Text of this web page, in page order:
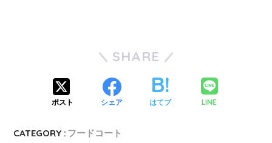
SHARE
ポスト シェア はてブ LINE
CATEGORY : フードコート